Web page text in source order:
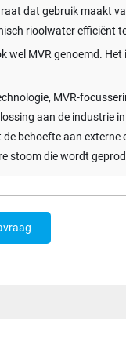
dat gebruik maakt
rioolwater efficiënt
MVR genoemd.
MVR-
aan de industrie
behoefte aan
stoom die wordt